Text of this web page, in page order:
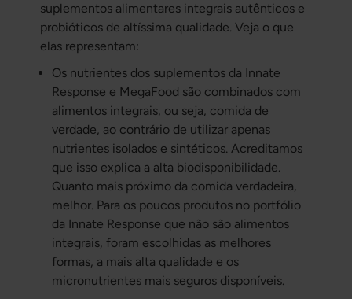
suplementos alimentares integrais autênticos e
probióticos de altíssima qualidade. Veja o que
elas representam:
Os nutrientes dos suplementos da Innate
Response e MegaFood são combinados com
alimentos integrais, ou seja, comida de
verdade, ao contrário de utilizar apenas
nutrientes isolados e sintéticos. Acreditamos
que isso explica a alta biodisponibilidade.
Quanto mais próximo da comida verdadeira,
melhor. Para os poucos produtos no portfólio
da Innate Response que não são alimentos
integrais, foram escolhidas as melhores
formas, a mais alta qualidade e os
micronutrientes mais seguros disponíveis.